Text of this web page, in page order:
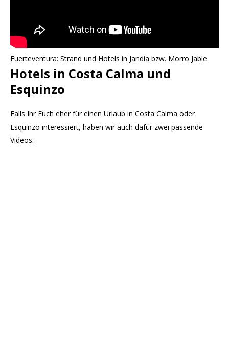
Fuerteventura: Strand und Hotels in Jandia bzw. Morro Jable
Hotels in Costa Calma und
Esquinzo
Falls Ihr Euch eher für einen Urlaub in Costa Calma oder
Esquinzo interessiert, haben wir auch dafür zwei passende
Videos.